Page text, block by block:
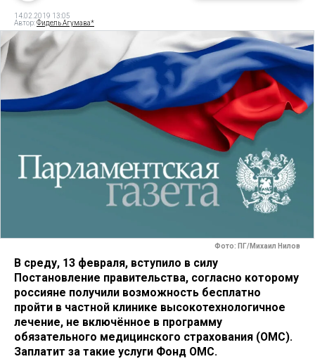
14.02.2019 13:05
Автор:Фидель Агумава*
Фото: ПГ/Михаил Нилов
В среду, 13 февраля, вступило в силу
Постановление правительства, согласно которому
россияне получили возможность бесплатно
пройти в частной клинике высокотехнологичное
лечение, не включённое в программу
обязательного медицинского страхования (ОМС).
Заплатит за такие услуги Фонд ОМС.